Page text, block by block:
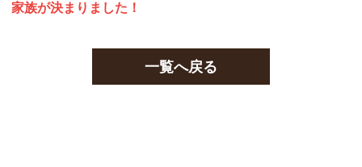
家族が決まりました！
一覧へ戻る